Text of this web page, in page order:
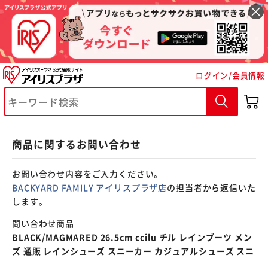
ログイン/会員情報
商品に関するお問い合わせ
お問い合わせ内容をご入力ください。
BACKYARD FAMILY アイリスプラザ店の担当者から返信いた
します。
問い合わせ商品
BLACK/MAGMARED 26.5cm ccilu チル レインブーツ メン
ズ 通販 レインシューズ スニーカー カジュアルシューズ スニ
※ご確認ください
カートに入れる